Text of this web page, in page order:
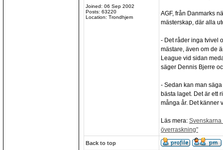
Joined: 06 Sep 2002
Posts: 63220
Location: Trondhjem
AGF, från Danmarks
mästerskap, där alla
- Det råder inga tvivel
mästare, även om de
League vid sidan
säger Dennis Bjerre
- Sedan kan man
bästa laget. Det är ett
många år. Det känner
Läs mera: Svenskarna
överraskning"
Back to top